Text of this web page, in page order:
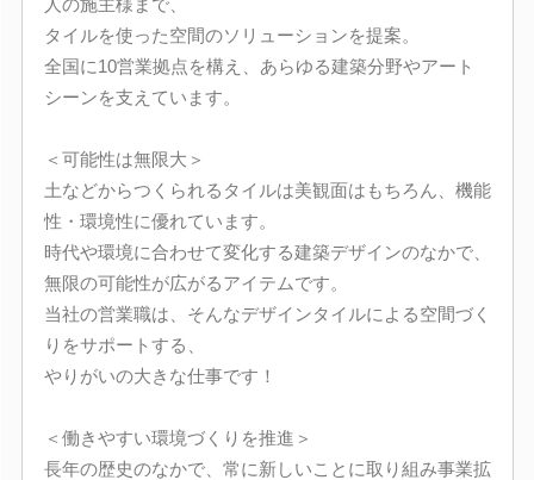
人の施主様まで、
タイルを使った空間のソリューションを提案。
全国に10営業拠点を構え、あらゆる建築分野やアート
シーンを支えています。
＜可能性は無限大＞
土などからつくられるタイルは美観面はもちろん、機能
性・環境性に優れています。
時代や環境に合わせて変化する建築デザインのなかで、
無限の可能性が広がるアイテムです。
当社の営業職は、そんなデザインタイルによる空間づく
りをサポートする、
やりがいの大きな仕事です！
＜働きやすい環境づくりを推進＞
長年の歴史のなかで、常に新しいことに取り組み事業拡